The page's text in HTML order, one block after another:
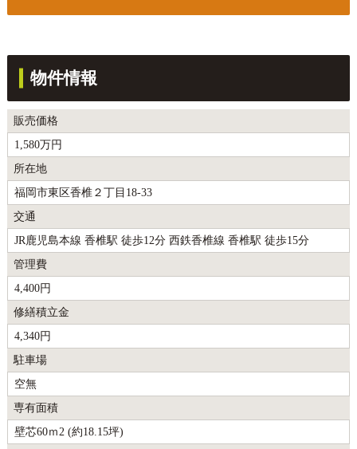
物件情報
販売価格
1,580万円
所在地
福岡市東区香椎２丁目18-33
交通
JR鹿児島本線 香椎駅 徒歩12分 西鉄香椎線 香椎駅 徒歩15分
管理費
4,400円
修繕積立金
4,340円
駐車場
空無
専有面積
壁芯60ｍ2 (約18.15坪)